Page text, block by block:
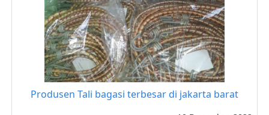
Produsen Tali bagasi terbesar di jakarta barat